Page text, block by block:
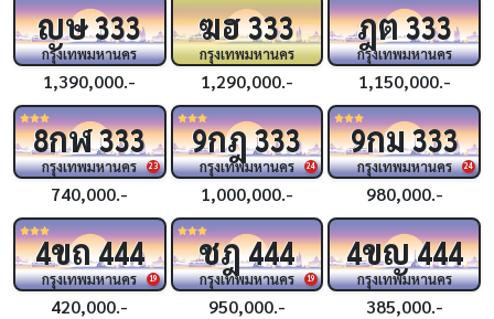
ญษ333
กรุงเทพมหานคร
1,390,000.-
ฆฮ333
กรุงเทพมหานคร
1,290,000.-
ฎต333
กรุงเทพมหานคร
1,150,000.-
23
8กฬ333
กรุงเทพมหานคร
740,000.-
24
9กฎ333
กรุงเทพมหานคร
1,000,000.-
24
9กม333
กรุงเทพมหานคร
980,000.-
19
4ขถ444
กรุงเทพมหานคร
420,000.-
19
ชฎ444
กรุงเทพมหานคร
950,000.-
4ขญ444
กรุงเทพมหานคร
385,000.-